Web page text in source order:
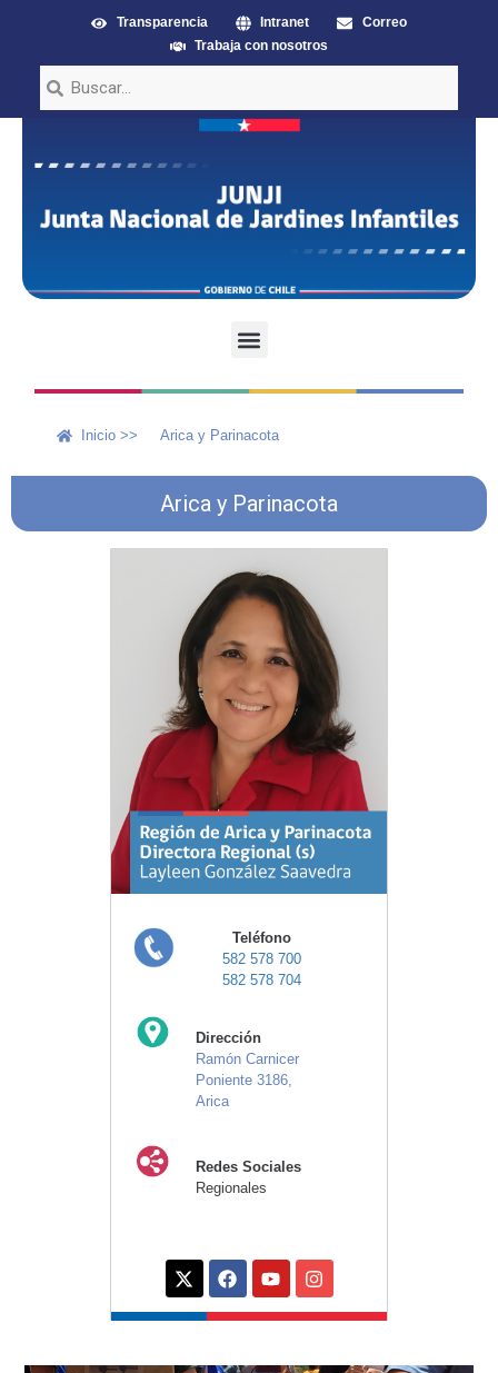
Transparencia Intranet
Correo
Trabaja con nosotros
Inicio >> Arica y Parinacota
Arica y Parinacota
Teléfono
582 578 700
582 578 704
Dirección
Ramón Carnicer
Poniente 3186,
Arica
Redes Sociales
Regionales